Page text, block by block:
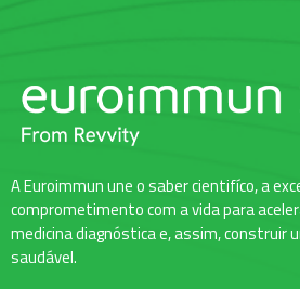
A Euroimmun une o saber cientifíco, a
comprometimento com a vida para
medicina diagnóstica e, assim, construir
saudável.